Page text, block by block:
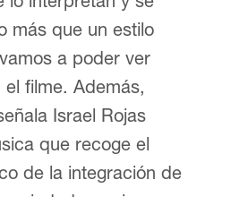
más que un estilo
a poder ver
filme. Además,
Israel Rojas
que recoge el
de la integración de